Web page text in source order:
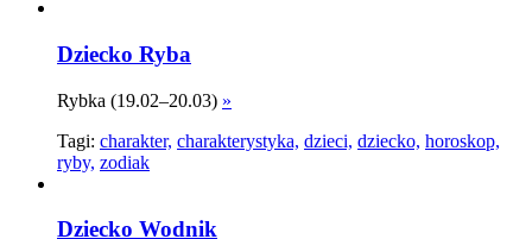
Dziecko Ryba
Rybka (19.02–20.03) »
Tagi: charakter, charakterystyka, dzieci, dziecko, horoskop,
ryby, zodiak
Dziecko Wodnik